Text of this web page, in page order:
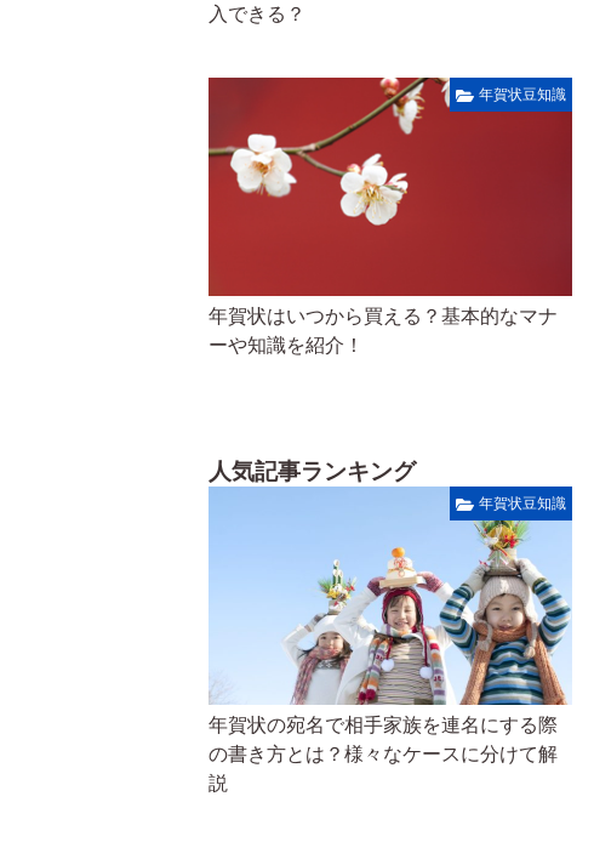
入できる？
年賀状豆知識
年賀状はいつから買える？基本的なマナ
ーや知識を紹介！
人気記事ランキング
年賀状豆知識
年賀状の宛名で相手家族を連名にする際
の書き方とは？様々なケースに分けて解
説